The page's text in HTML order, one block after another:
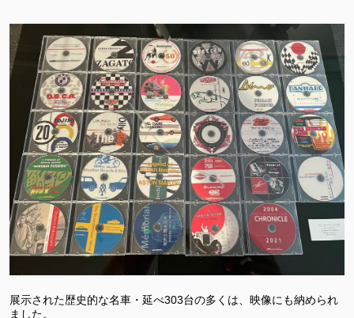
展示された歴史的な名車・延べ303台の多くは、映像にも納められ
ました。